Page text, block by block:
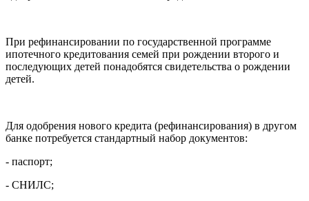
При рефинансировании по государственной программе
ипотечного кредитования семей при рождении второго и
последующих детей понадобятся свидетельства о рождении
детей.
Для одобрения нового кредита (рефинансирования) в другом
банке потребуется стандартный набор документов:
- паспорт;
- СНИЛС;